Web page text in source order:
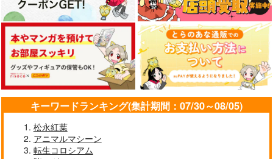
キーワードランキング(集計期間：07/30～08/05)
松永紅葉
アニマルマシーン
転生コロシアム